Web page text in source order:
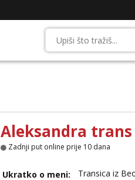
Aleksandra trans
Zadnji put online prije 10 dana
Ukratko o meni: Transica iz